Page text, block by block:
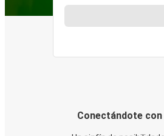
Conectándote con